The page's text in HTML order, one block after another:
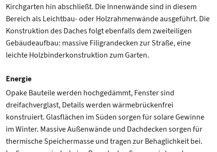
Kirchgarten hin abschließt. Die Innenwände sind in diesem
Bereich als Leichtbau- oder Holzrahmenwände ausgeführt. Die
Konstruktion des Daches folgt ebenfalls dem zweiteiligen
Gebäudeaufbau: massive Filigrandecken zur Straße, eine
leichte Holzbinderkonstruktion zum Garten.
Energie
Opake Bauteile werden hochgedämmt, Fenster sind
dreifachverglast, Details werden wärmebrückenfrei
konstruiert. Glasflächen im Süden sorgen für solare Gewinne
im Winter. Massive Außenwände und Dachdecken sorgen für
thermische Speichermasse und tragen zur Behaglichkeit bei.